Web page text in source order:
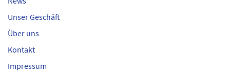
Unser Geschäft
Über uns
Kontakt
Impressum